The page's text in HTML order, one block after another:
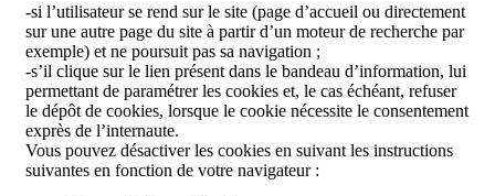
-si l’utilisateur se rend sur le site (page d’accueil ou directement
sur une autre page du site à partir d’un moteur de recherche par
exemple) et ne poursuit pas sa navigation ;
-s’il clique sur le lien présent dans le bandeau d’information, lui
permettant de paramétrer les cookies et, le cas échéant, refuser
le dépôt de cookies, lorsque le cookie nécessite le consentement
exprès de l’internaute.
Vous pouvez désactiver les cookies en suivant les instructions
suivantes en fonction de votre navigateur :